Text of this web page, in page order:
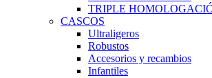
TRIPLE
CASCOS
Ultraligeros
Robustos
Accesorios y recambios
Infantiles